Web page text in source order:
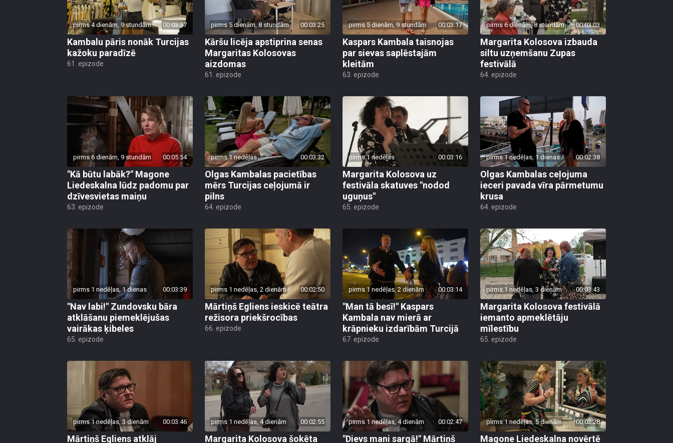
pirms 4 dienām, 9 stundām 00:03:37
Kambalu pāris nonāk Turcijas
kažoku paradīzē
61. epizode
pirms 5 dienām, 8 stundām 00:03:25
Kāršu licēja apstiprina senas
Margaritas Kolosovas
aizdomas
61. epizode
pirms 5 dienām, 9 stundām 00:03:17
Kaspars Kambala taisnojas
par sievas saplēstajām
kleitām
63. epizode
pirms 6 dienām, 8 stundām 00:03:03
Margarita Kolosova izbauda
siltu uzņemšanu Zupas
festivālā
64. epizode
pirms 6 dienām, 9 stundām 00:05:54
"Kā būtu labāk?" Magone
Liedeskalna lūdz padomu par
dzīvesvietas maiņu
63. epizode
pirms 1 nedēļas 00:03:32
Olgas Kambalas pacietības
mērs Turcijas ceļojumā ir
pilns
64. epizode
pirms 1 nedēļas 00:03:16
Margarita Kolosova uz
festivāla skatuves "nodod
uguņus"
65. epizode
pirms 1 nedēļas, 1 dienas 00:02:38
Olgas Kambalas ceļojuma
ieceri pavada vīra pārmetumu
krusa
64. epizode
pirms 1 nedēļas, 1 dienas 00:03:39
"Nav labi!" Zundovsku bāra
atklāšanu piemeklējušas
vairākas ķibeles
65. epizode
pirms 1 nedēļas, 2 dienām 00:02:50
Mārtiņš Egliens ieskicē teātra
režisora priekšrocības
66. epizode
pirms 1 nedēļas, 2 dienām 00:03:14
"Man tā besī!" Kaspars
Kambala nav mierā ar
krāpnieku izdarībām Turcijā
67. epizode
pirms 1 nedēļas, 3 dienām 00:03:43
Margarita Kolosova festivālā
iemanto apmeklētāju
mīlestību
65. epizode
pirms 1 nedēļas, 3 dienām 00:03:46
Mārtiņš Egliens atklāj
pirms 1 nedēļas, 4 dienām 00:02:55
Margarita Kolosova šokēta
pirms 1 nedēļas, 4 dienām 00:02:47
"Dievs mani sargā!" Mārtiņš
pirms 1 nedēļas, 5 dienām 00:02:28
Magone Liedeskalna novērtē